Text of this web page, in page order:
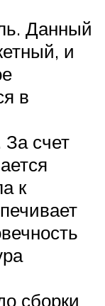
Данный
и
в
счет
к
сборки